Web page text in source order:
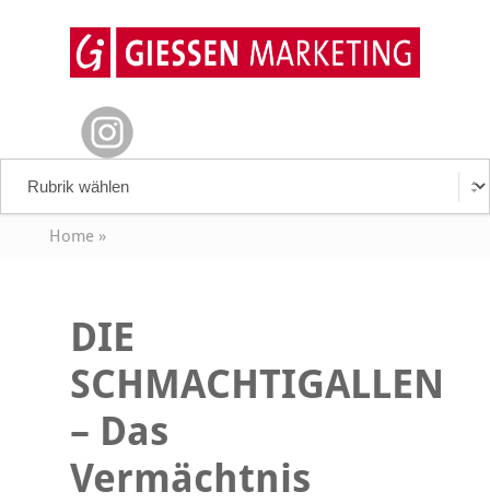
Home»
DIE
SCHMACHTIGALLEN
– Das
Vermächtnis